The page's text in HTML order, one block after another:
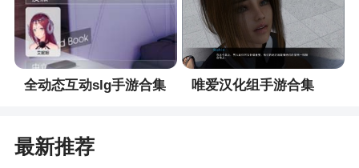
2.新版本【万妖之世】开启。
3.新增【紫府玉牒】玩法。
4.新增【三界榜】玩法。
1.新增功能：角色列表动态显示角色行为（需要
全动态互动slg手游合集 唯爱汉化组手游合集
最新推荐